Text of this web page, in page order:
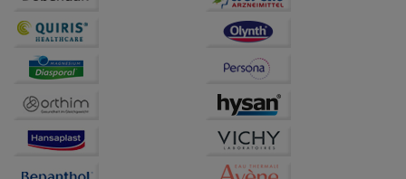
unserer Website sammeln, mit deren Hilfe wir unsere
Website weiter für Sie optimieren können, den Inhalt
auf unserer Website aber auch die Werbung auf
Drittseiten möglichst relevant für Sie zu gestalten.
Bitte beachten Sie, dass Daten hierfür teilweise an
übertragen werden.